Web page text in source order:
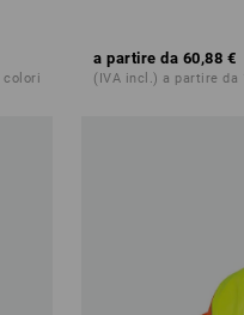
colori
a partire da 60,88 €
(IVA incl.) a partire da